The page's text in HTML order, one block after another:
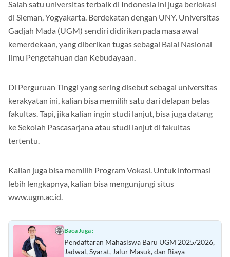
Salah satu universitas terbaik di Indonesia ini juga berlokasi
di Sleman, Yogyakarta. Berdekatan dengan UNY. Universitas
Gadjah Mada (UGM) sendiri didirikan pada masa awal
kemerdekaan, yang diberikan tugas sebagai Balai Nasional
Ilmu Pengetahuan dan Kebudayaan.
Di Perguruan Tinggi yang sering disebut sebagai universitas
kerakyatan ini, kalian bisa memilih satu dari delapan belas
fakultas. Tapi, jika kalian ingin studi lanjut, bisa juga datang
ke Sekolah Pascasarjana atau studi lanjut di fakultas
tertentu.
Kalian juga bisa memilih Program Vokasi. Untuk informasi
lebih lengkapnya, kalian bisa mengunjungi situs
www.ugm.ac.id.
Baca Juga :
Pendaftaran Mahasiswa Baru UGM 2025/2026,
Jadwal, Syarat, Jalur Masuk, dan Biaya